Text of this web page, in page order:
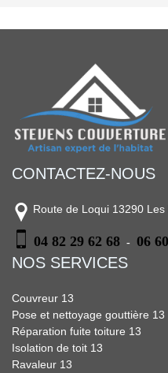
CONTACTEZ-NOUS
Route de Loqui 13290 Les
04 82 29 62 68 - 06
NOS SERVICES
Couvreur 13
Pose et nettoyage gouttière 13
Réparation fuite toiture 13
Isolation de toit 13
Ravaleur 13